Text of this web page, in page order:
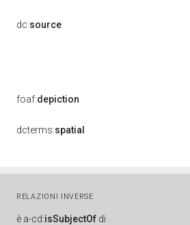
dc:source
foaf:depiction
dcterms:spatial
RELAZIONI INVERSE
è a-cd:isSubjectOf di